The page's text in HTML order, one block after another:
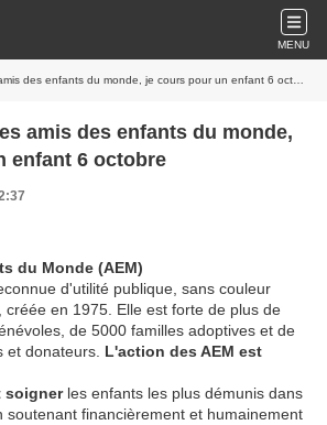
MENU
des enfants du monde, je cours pour un enfant 6 octobre
amis des enfants du monde,
enfant 6 octobre
du Monde (AEM)
d'utilité publique, sans couleur
créée en 1975. Elle est forte de plus de
de 5000 familles adoptives et de
et donateurs. L'action des AEM est
soignerles enfants les plus démunis dans
soutenant financièrement et humainement